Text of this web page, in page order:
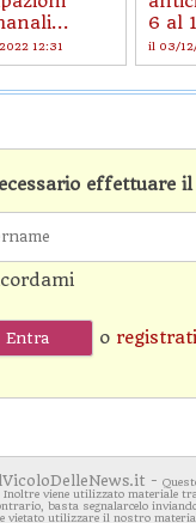
12:31
6 al
il 03/
effettuare
o
-
viene utilizzato materiale
basta segnalarcelo
vietato utilizzare il nostro